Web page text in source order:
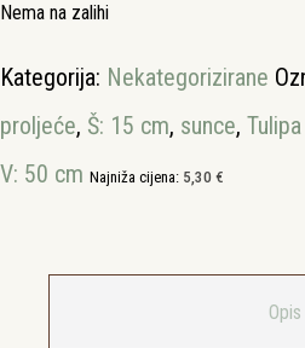
Nema na zalihi
Kategorija: Nekategorizirane
proljeće, Š: 15 cm, sunce,
V: 50 cm Najniža cijena: 5,30 €
Opis